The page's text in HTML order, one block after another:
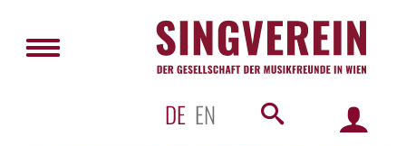
DE EN